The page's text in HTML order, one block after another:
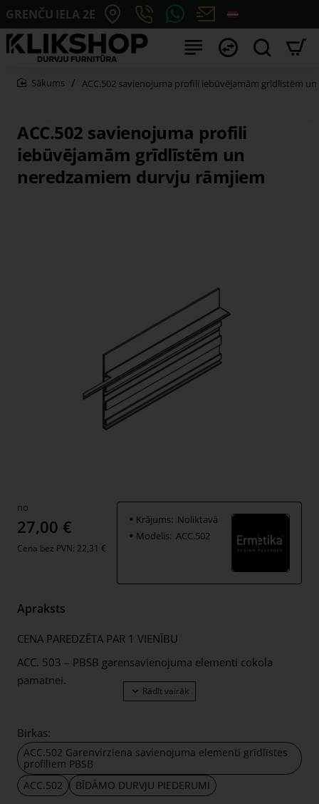
GRENČU IELA 2E
ACC.502 savienojuma profili
iebūvējamām grīdlīstēm un
neredzamiem durvju rāmjiem
ACC.502 savienojuma profili iebūvējamām grīdlīstēm
Jauns
no
27,00 €
Cena bez PVN: 22,31 €
Krājums: Noliktavā
Modelis: ACC.502
Apraksts
CENA PAREDZĒTA PAR 1 VIENĪBU
ACC. 503 – PBSB garensavienojuma elementi cokola
pamatnei.
Vienai savienojošai šuvei tiek izmantoti 2 savienojošie
Birkas:
ACC.502 Garenvirziena savienojuma elementi grīdlīstes
profiliem PBSB
ACC.502
BĪDĀMO DURVJU PIEDERUMI